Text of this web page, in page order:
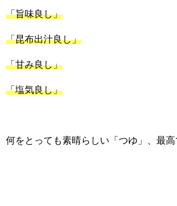
「旨味良し」
「昆布出汁良し」
「甘み良し」
「塩気良し」
何をとっても素晴らしい「つゆ」、最高